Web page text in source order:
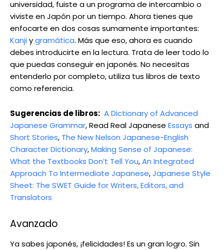
universidad, fuiste a un programa de intercambio o
viviste en Japón por un tiempo. Ahora tienes que
enfocarte en dos cosas sumamente importantes:
Kanjiygramática. Más que eso, ahora es cuando
debes introducirte en la lectura. Trata de leer todo lo
que puedas conseguir en japonés. No necesitas
entenderlo por completo, utiliza tus libros de texto
como referencia.
Sugerencias de libros: A Dictionary of Advanced
Japanese Grammar, Read Real Japanese Essays and
Short Stories, The New Nelson Japanese-English
Character Dictionary,Making Sense of Japanese:
What the Textbooks Don’t Tell You,An Integrated
Approach To Intermediate Japanese,Japanese Style
Sheet: The SWET Guide for Writers, Editors, and
Translators
Avanzado
Ya sabes japonés, ¡felicidades! Es un gran logro. Sin